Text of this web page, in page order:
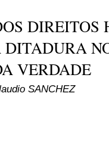
DIREITOS
DITADURA
VERDADE
SANCHEZ